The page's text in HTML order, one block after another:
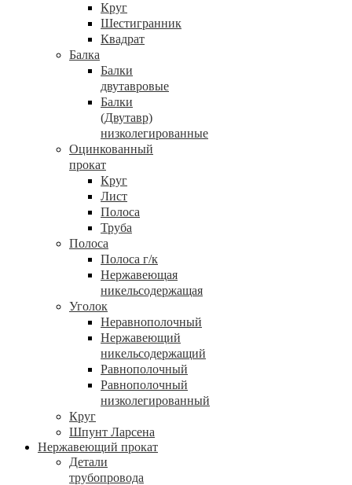
Круг
Шестигранник
Квадрат
Балка
Балки
двутавровые
Балки
(Двутавр)
низколегированные
Оцинкованный
прокат
Круг
Лист
Полоса
Труба
Полоса
Полоса г/к
Нержавеющая
никельсодержащая
Уголок
Неравнополочный
Нержавеющий
никельсодержащий
Равнополочный
Равнополочный
низколегированный
Круг
Шпунт Ларсена
Нержавеющий прокат
Детали
трубопровода